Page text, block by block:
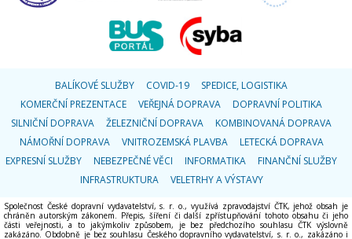
BALÍKOVÉ SLUŽBY COVID-19
SPEDICE, LOGISTIKA
KOMERČNÍ PREZENTACE
VEŘEJNÁ DOPRAVA
DOPRAVNÍ POLITIKA
SILNIČNÍ DOPRAVA
ŽELEZNIČNÍ DOPRAVA
KOMBINOVANÁ DOPRAVA
NÁMOŘNÍ DOPRAVA
VNITROZEMSKÁ PLAVBA
LETECKÁ DOPRAVA
EXPRESNÍ SLUŽBY
NEBEZPEČNÉ VĚCI INFORMATIKA
FINANČNÍ SLUŽBY
INFRASTRUKTURA
VELETRHY A VÝSTAVY
Společnost České dopravní vydavatelství, s. r. o., využívá zpravodajství ČTK, jehož obsah je
chráněn autorským zákonem. Přepis, šíření či další zpřístupňování tohoto obsahu či jeho
části veřejnosti, a to jakýmkoliv způsobem, je bez předchozího souhlasu ČTK výslovně
zakázáno. Obdobně je bez souhlasu Českého dopravního vydavatelství, s. r. o., zakázáno i